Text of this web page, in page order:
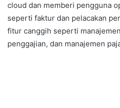
cloud dan memberi pengguna
seperti faktur dan pelacakan
fitur canggih seperti
penggajian, dan manajemen